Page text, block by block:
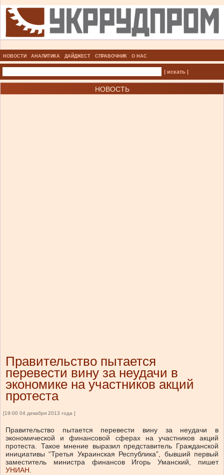
НОВОСТИ АНАЛИТИКА ДАЙДЖЕСТ СПРАВОЧНИК О НАС
| искать |
НОВОСТЬ
Правительство пытается
перевести вину за неудачи в
экономике на участников акций
протеста
[19:00 04 декабря 2013 года ]
Правительство пытается перевести вину за неудачи в
экономической и финансовой сферах на участников акций
протеста. Такое мнение выразил представитель Гражданской
инициативы “Третья Украинская Республика”, бывший первый
заместитель министра финансов Игорь Уманский, пишет
УНИАН.